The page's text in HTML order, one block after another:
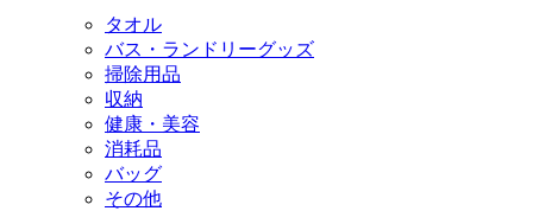
タオル
バス・ランドリーグッズ
掃除用品
収納
健康・美容
消耗品
バッグ
その他